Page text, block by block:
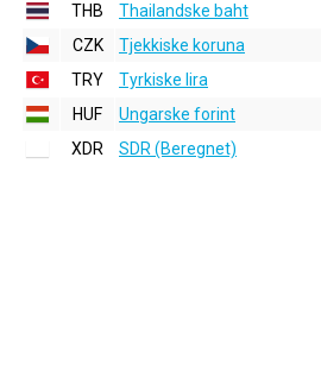
THB
Thailandske baht
CZK
Tjekkiske koruna
TRY
Tyrkiske lira
HUF
Ungarske forint
XDR
SDR (Beregnet)